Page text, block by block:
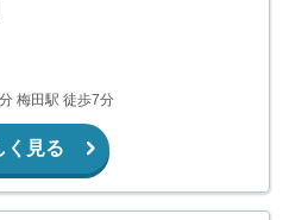
梅田駅 徒歩7分
く見る